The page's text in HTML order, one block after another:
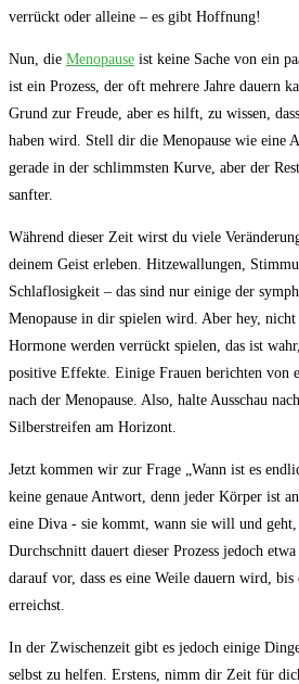
verrückt oder alleine – es gibt ‍Hoffnung!
Nun, die Menopause ist keine ​Sache von ‌ein
⁤ist ein Prozess, der oft⁢ mehrere​ Jahre dauern
Grund zur Freude, aber es hilft, zu wissen,
⁤haben​ wird. Stell dir die Menopause ‌wie‌ eine
gerade in​ der schlimmsten Kurve, aber der
sanfter.
Während ⁤dieser Zeit wirst du viele
‌deinem Geist erleben.⁤ Hitzewallungen,
Schlaflosigkeit – das sind nur einige der
Menopause​ in dir spielen wird. Aber hey,
Hormone werden verrückt spielen, das ist
positive Effekte. Einige ​Frauen berichten von
nach der Menopause. Also, halte Ausschau‌
⁢Silberstreifen am Horizont.
Jetzt kommen wir zur Frage „Wann⁢ ist es
keine genaue Antwort, denn jeder‍ Körper ist
eine Diva⁢ -⁤ sie kommt, wann sie‌ will‍ und
Durchschnitt dauert dieser Prozess jedoch
darauf vor,‌ dass es eine Weile ‌dauern wird, ⁢bis
erreichst.
In der Zwischenzeit‌ gibt es jedoch einige
⁢selbst zu⁢ helfen. Erstens,⁣ nimm dir Zeit für‌